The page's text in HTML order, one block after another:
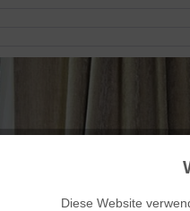
Diese Website